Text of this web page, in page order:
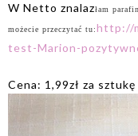
W Netto znalazłam
możecie przeczytać tu:http://
test-Marion-
Cena: 1,99zł za sztukę